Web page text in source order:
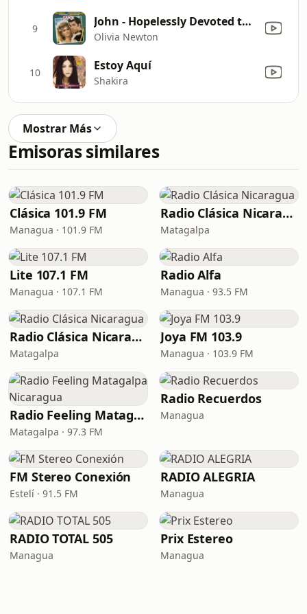
9 John - Hopelessly Devoted to You
Olivia Newton
10 Estoy Aquí
Shakira
Mostrar Más
Emisoras similares
Clásica 101.9 FM
Managua · 101.9 FM
Radio Clásica Nicaragua
Matagalpa
Lite 107.1 FM
Managua · 107.1 FM
Radio Alfa
Managua · 93.5 FM
Radio Clásica Nicaragua
Matagalpa
Joya FM 103.9
Managua · 103.9 FM
Radio Feeling Matagalpa Nicaragua
Matagalpa · 97.3 FM
Radio Recuerdos
Managua
FM Stereo Conexión
Estelí · 91.5 FM
RADIO ALEGRIA
Managua
RADIO TOTAL 505
Managua
Prix Estereo
Managua